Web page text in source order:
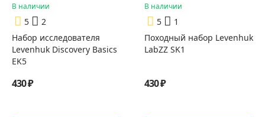
В наличии
5
2
Набор исследователя
Levenhuk Discovery Basics
EK5
430 ₽
В наличии
5
1
Походный набор Levenhuk
LabZZ SK1
430 ₽